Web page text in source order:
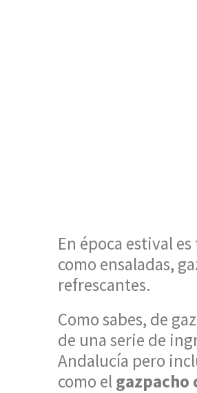
En época estival
como ensaladas,
refrescantes.
Como sabes, de
de una serie de
Andalucía pero
como elgazpacho